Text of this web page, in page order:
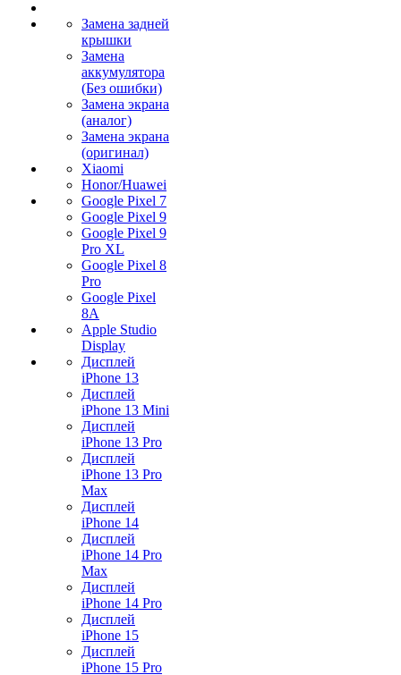
Замена задней
крышки
Замена
аккумулятора
(Без ошибки)
Замена экрана
(аналог)
Замена экрана
(оригинал)
Xiaomi
Honor/Huawei
Google Pixel 7
Google Pixel 9
Google Pixel 9
Pro XL
Google Pixel 8
Pro
Google Pixel
8A
Apple Studio
Display
Дисплей
iPhone 13
Дисплей
iPhone 13 Mini
Дисплей
iPhone 13 Pro
Дисплей
iPhone 13 Pro
Max
Дисплей
iPhone 14
Дисплей
iPhone 14 Pro
Max
Дисплей
iPhone 14 Pro
Дисплей
iPhone 15
Дисплей
iPhone 15 Pro